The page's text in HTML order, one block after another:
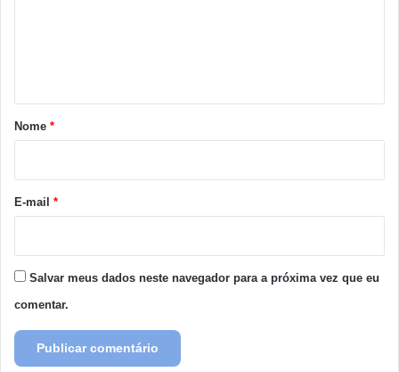
r
*
Nome *
E-mail *
Salvar meus dados neste navegador para a próxima vez que eu
comentar.